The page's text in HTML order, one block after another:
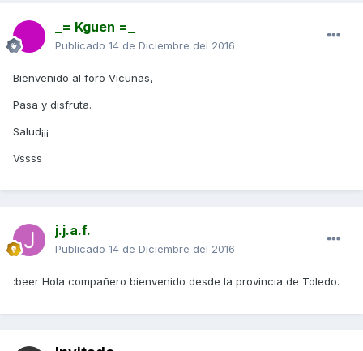
_= Kguen =_
Publicado 14 de Diciembre del 2016
Bienvenido al foro Vicuñas,
Pasa y disfruta.
Salud¡¡¡
Vssss
j.j.a.f.
Publicado 14 de Diciembre del 2016
:beer Hola compañero bienvenido desde la provincia de Toledo.